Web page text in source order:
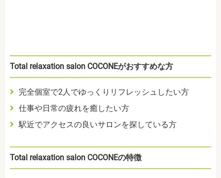
Total relaxation salon COCONEがおすすめな方
完全個室で2人でゆっくりリフレッシュしたい方
仕事や日常の疲れを癒したい方
駅近でアクセスの良いサロンを探している方
Total relaxation salon COCONEの特徴